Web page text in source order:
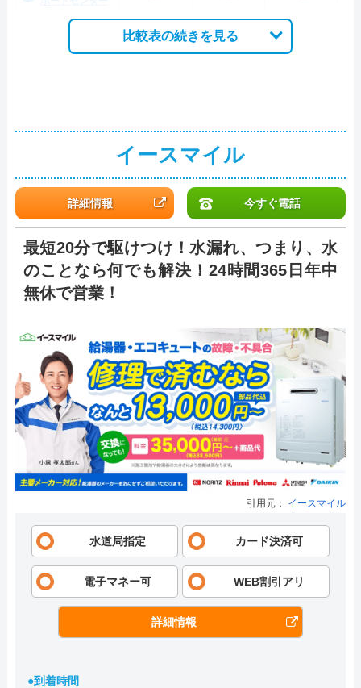
比較表の続きを見る
イースマイル
詳細情報 今すぐ電話
最短20分で駆けつけ！水漏れ、つまり、水
のことなら何でも解決！24時間365日年中
無休で営業！
引用元： イースマイル
水道局指定 カード決済可
電子マネー可 WEB割引アリ
詳細情報
●到着時間